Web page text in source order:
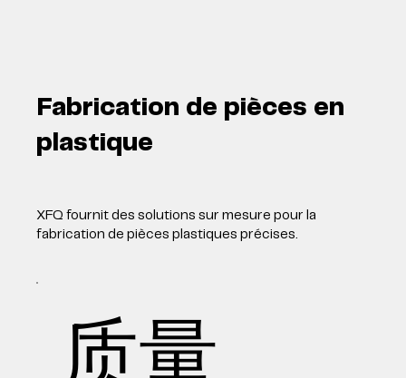
质量
Fabrication de pièces en
plastique
XFQ fournit des solutions sur mesure pour la
fabrication de pièces plastiques précises.